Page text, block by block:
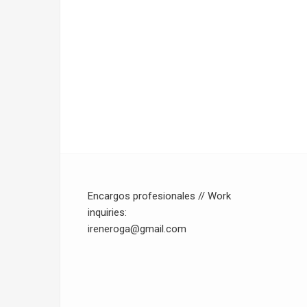
Encargos profesionales // Work
inquiries:
ireneroga@gmail.com